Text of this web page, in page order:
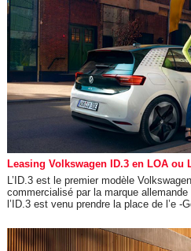
Leasing Volkswagen ID.3 en LOA ou
L’ID.3 est le premier modèle
commercialisé par la marque allemande
l’ID.3 est venu prendre la place de l’e -